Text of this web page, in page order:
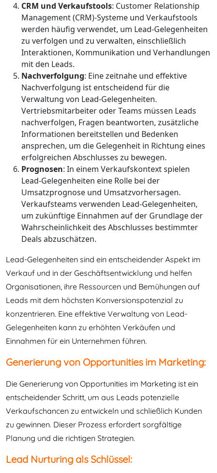
CRM und Verkaufstools: Customer Relationship
Management (CRM)-Systeme und Verkaufstools
werden häufig verwendet, um Lead-Gelegenheiten
zu verfolgen und zu verwalten, einschließlich
Interaktionen, Kommunikation und Verhandlungen
mit den Leads.
Nachverfolgung: Eine zeitnahe und effektive
Nachverfolgung ist entscheidend für die
Verwaltung von Lead-Gelegenheiten.
Vertriebsmitarbeiter oder Teams müssen Leads
nachverfolgen, Fragen beantworten, zusätzliche
Informationen bereitstellen und Bedenken
ansprechen, um die Gelegenheit in Richtung eines
erfolgreichen Abschlusses zu bewegen.
Prognosen: In einem Verkaufskontext spielen
Lead-Gelegenheiten eine Rolle bei der
Umsatzprognose und Umsatzvorhersagen.
Verkaufsteams verwenden Lead-Gelegenheiten,
um zukünftige Einnahmen auf der Grundlage der
Wahrscheinlichkeit des Abschlusses bestimmter
Deals abzuschätzen.
Lead-Gelegenheiten sind ein entscheidender Aspekt im
Verkauf und in der Geschäftsentwicklung und helfen
Organisationen, ihre Ressourcen und Bemühungen auf
Leads mit dem höchsten Konversionspotenzial zu
konzentrieren. Eine effektive Verwaltung von Lead-
Gelegenheiten kann zu erhöhten Verkäufen und
Einnahmen für ein Unternehmen führen.
Generierung von Opportunities im Marketing:
Die Generierung von Opportunities im Marketing ist ein
entscheidender Schritt, um aus Leads potenzielle
Verkaufschancen zu entwickeln und schließlich Kunden
zu gewinnen. Dieser Prozess erfordert sorgfältige
Planung und die richtigen Strategien.
Lead Nurturing als Schlüssel: